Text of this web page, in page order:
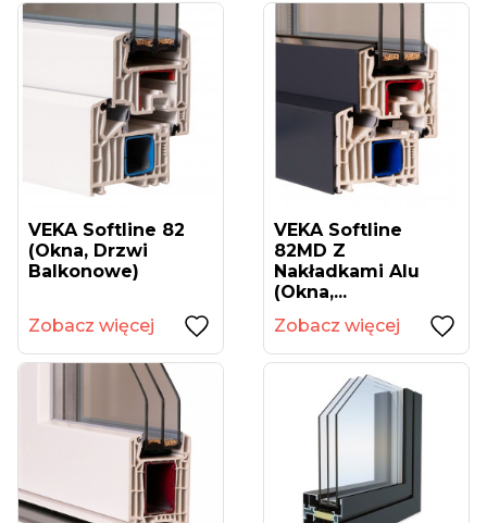
VEKA Softline 82
(okna, Drzwi
Balkonowe)
Zobacz więcej
VEKA Softline
82MD Z
Nakładkami Alu
(okna,...
Zobacz więcej